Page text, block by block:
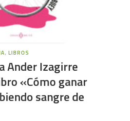
, LIBROS
Ander Izagirre
«Cómo ganar
sangre de